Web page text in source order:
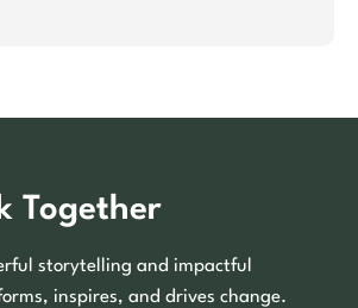
Together
storytelling and impactful
inspires, and drives change.